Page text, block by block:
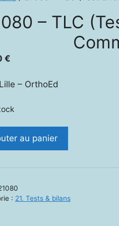
– TLC
€
– OrthoEd
au panier
: 21. Tests & bilans